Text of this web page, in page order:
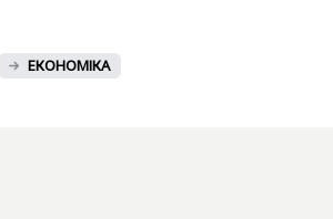
ЕКОНОМІКА